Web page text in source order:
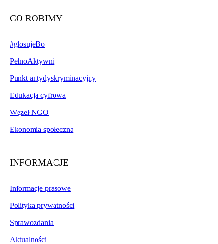
CO ROBIMY
#glosujeBo
PełnoAktywni
Punkt antydyskryminacyjny
Edukacja cyfrowa
Węzeł NGO
Ekonomia społeczna
INFORMACJE
Informacje prasowe
Polityka prywatności
Sprawozdania
Aktualności